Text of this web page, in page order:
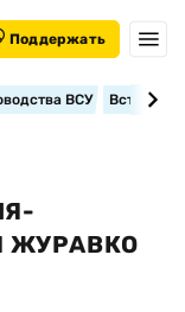
Поддержать
ВСУ
ЖУРАВКО